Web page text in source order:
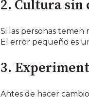
2. Cultura sin
Si las personas
El error pequeño es
3.
Antes de hacer